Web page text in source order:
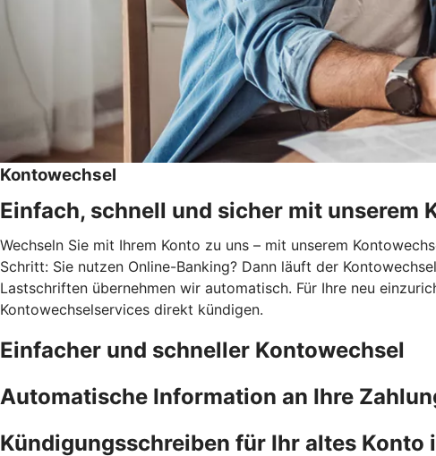
Kontowechsel
Einfach, schnell und sicher mit unserem
Wechseln Sie mit Ihrem Konto zu uns – mit unserem
Schritt: Sie nutzen Online-Banking? Dann läuft der
Lastschriften übernehmen wir automatisch. Für Ihre neu
Kontowechselservices direkt kündigen.
Einfacher und schneller Kontowechsel
Automatische Information an Ihre
Kündigungsschreiben für Ihr altes Konto